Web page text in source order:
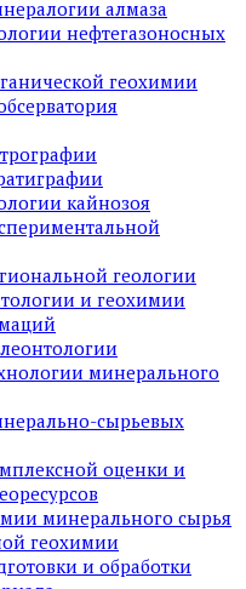
алмаза
нефтегазоносных
геохимии
кайнозоя
геологии
и геохимии
минерального
сырьевых
оценки и
минерального сырья
геохимии
и обработки